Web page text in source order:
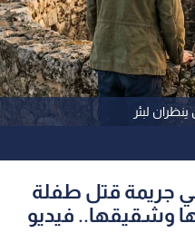
لبئر
جريمة قتل طفلة
وشقيقها.. فيديو